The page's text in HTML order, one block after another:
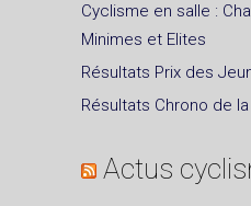
Cyclisme en salle :
Minimes et Elites
Résultats Prix des
Résultats Chrono de
Actus